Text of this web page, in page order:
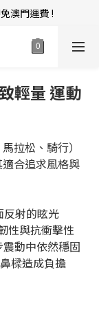
使！
澳門運費 !
輕量 運動
拉松、騎行）
合追求風格與
反射的眩光
性與抗衝擊性
動中依然穩固
樑造成負擔